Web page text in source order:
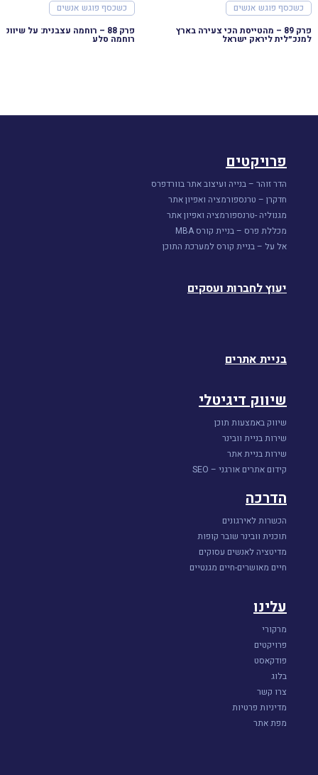
כשכסף פוגש אנשים
פרק 89 – מהטייסת הכי צעירה בארץ
למנכ״לית ליראק ישראל
כשכסף פוגש אנשים
רוחמה סלע
פרויקטים
הדר זוהר – בנייה ועיצוב אתר בוורדפרס
חדקרן – טרנספורמציה ואפיון אתר
מגנוליה -טרנספורמציה ואפיון אתר
מכללת פרס – בניית קורס MBA
אל על – בניית קורס למערכת התוכן
יעוץ לחברות ועסקים
בניית אתרים
שיווק דיגיטלי
שיווק באמצעות תוכן
שירות בניית וובינר
שירות בניית אתר
קידום אתרים אורגני – SEO
הדרכה
הכשרות לאירגונים
תוכנית וובינר שובר קופות
מדיטציה לאנשים עסוקים
חיים מאושרים-חיים מגנטיים
עלינו
מרקורי
פרויקטים
פודקאסט
בלוג
צרו קשר
מדיניות פרטיות
מפת אתר